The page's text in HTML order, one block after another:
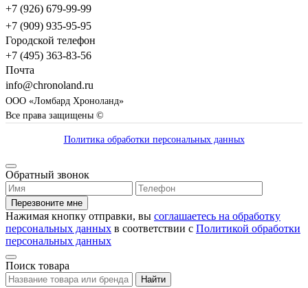
+7 (926) 679-99-99
+7 (909) 935-95-95
Городской телефон
+7 (495) 363-83-56
Почта
info@chronoland.ru
ООО «Ломбард Хроноланд»
Все права защищены ©
Политика обработки персональных данных
Обратный звонок
Перезвоните мне
Нажимая кнопку отправки, вы соглашаетесь на обработку
персональных данных в соответствии с Политикой обработки
персональных данных
Поиск товара
Найти